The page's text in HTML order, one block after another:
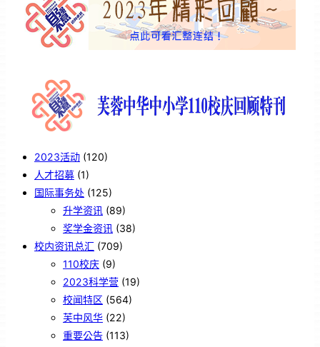
2023活动 (120)
人才招募 (1)
国际事务处 (125)
升学资讯 (89)
奖学金资讯 (38)
校内资讯总汇 (709)
110校庆 (9)
2023科学营 (19)
校闻特区 (564)
芙中风华 (22)
重要公告 (113)